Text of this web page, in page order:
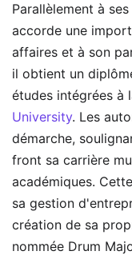
Parallèlement à
accorde une
affaires et à son
il obtient un
études intégrées à
University. Les
démarche,
front sa carrière
académiques.
sa gestion
création de sa
nommée Drum